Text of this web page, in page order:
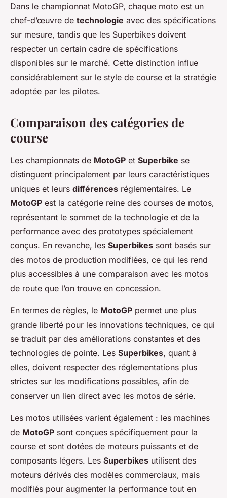
Dans le championnat MotoGP, chaque moto est un
chef-d’œuvre de technologie avec des spécifications
sur mesure, tandis que les Superbikes doivent
respecter un certain cadre de spécifications
disponibles sur le marché. Cette distinction influe
considérablement sur le style de course et la stratégie
adoptée par les pilotes.
Comparaison des catégories de
course
Les championnats de MotoGP et Superbike se
distinguent principalement par leurs caractéristiques
uniques et leurs différences réglementaires. Le
MotoGP est la catégorie reine des courses de motos,
représentant le sommet de la technologie et de la
performance avec des prototypes spécialement
conçus. En revanche, les Superbikes sont basés sur
des motos de production modifiées, ce qui les rend
plus accessibles à une comparaison avec les motos
de route que l’on trouve en concession.
En termes de règles, le MotoGP permet une plus
grande liberté pour les innovations techniques, ce qui
se traduit par des améliorations constantes et des
technologies de pointe. Les Superbikes, quant à
elles, doivent respecter des réglementations plus
strictes sur les modifications possibles, afin de
conserver un lien direct avec les motos de série.
Les motos utilisées varient également : les machines
de MotoGP sont conçues spécifiquement pour la
course et sont dotées de moteurs puissants et de
composants légers. Les Superbikes utilisent des
moteurs dérivés des modèles commerciaux, mais
modifiés pour augmenter la performance tout en